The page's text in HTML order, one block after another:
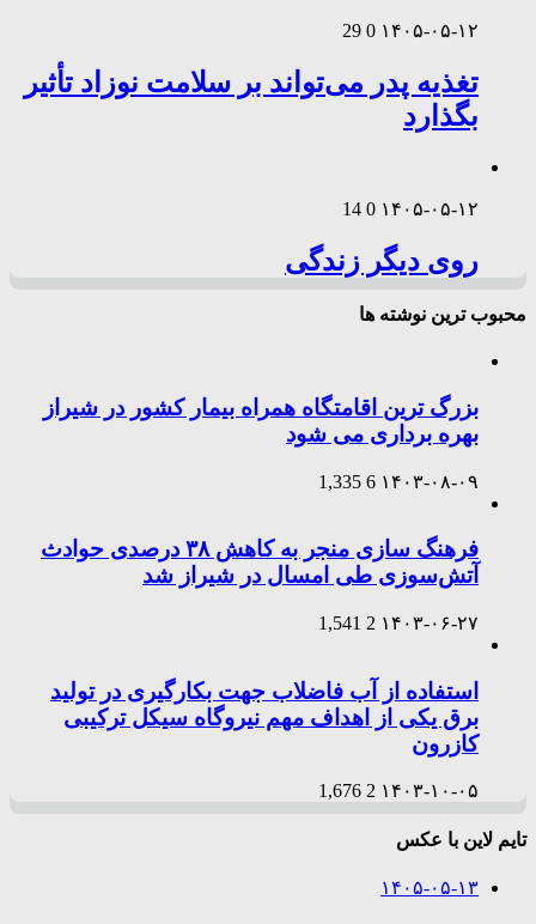
۱۴۰۵-۰۵-۱۲ 0
29
تغذیه پدر می‌تواند بر سلامت نوزاد تأثیر
بگذارد
۱۴۰۵-۰۵-۱۲ 0
14
روی دیگر زندگی
محبوب ترین نوشته ها
بزرگ ترین اقامتگاه همراه بیمار کشور در شیراز
بهره برداری می شود
۱۴۰۳-۰۸-۰۹ 6
1,335
فرهنگ سازی منجر به کاهش ۳۸ درصدی حوادث
آتش‌سوزی طی امسال در شیراز شد
۱۴۰۳-۰۶-۲۷ 2
1,541
استفاده از آب فاضلاب جهت بکارگیری در تولید
برق یکی از اهداف مهم نیروگاه سیکل ترکیبی
کازرون
۱۴۰۳-۱۰-۰۵ 2
1,676
تایم لاین با عکس
۱۴۰۵-۰۵-۱۳